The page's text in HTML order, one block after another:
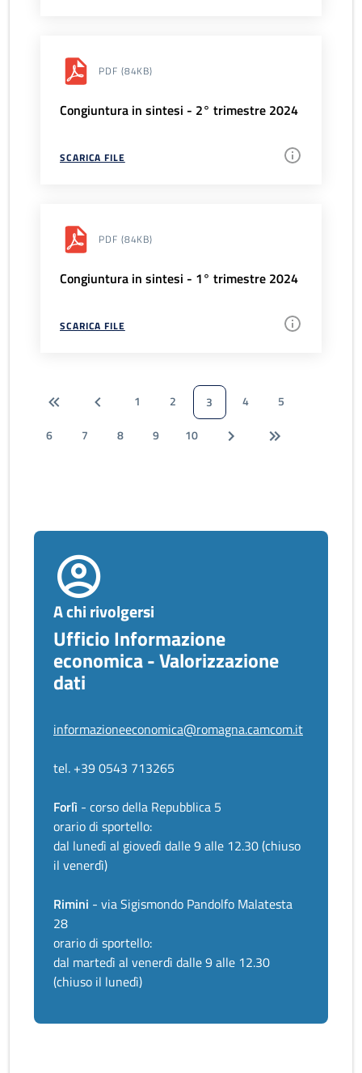
PDF (84KB)
Congiuntura in sintesi - 2° trimestre 2024
SCARICA FILE
PDF (84KB)
Congiuntura in sintesi - 1° trimestre 2024
SCARICA FILE
1 2 3 4
5
6
7 8 9 10
A chi rivolgersi
Ufficio Informazione
economica - Valorizzazione
dati
informazioneeconomica@romagna.camcom.it
tel. +39 0543 713265
Forlì - corso della Repubblica 5
orario di sportello:
dal lunedì al giovedì dalle 9 alle 12.30 (chiuso
il venerdì)
Rimini - via Sigismondo Pandolfo Malatesta
28
orario di sportello:
dal martedì al venerdì dalle 9 alle 12.30
(chiuso il lunedì)